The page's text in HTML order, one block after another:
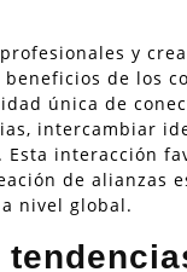
y
de los
única de
intercambiar
interacción
de alianzas
nivel global.